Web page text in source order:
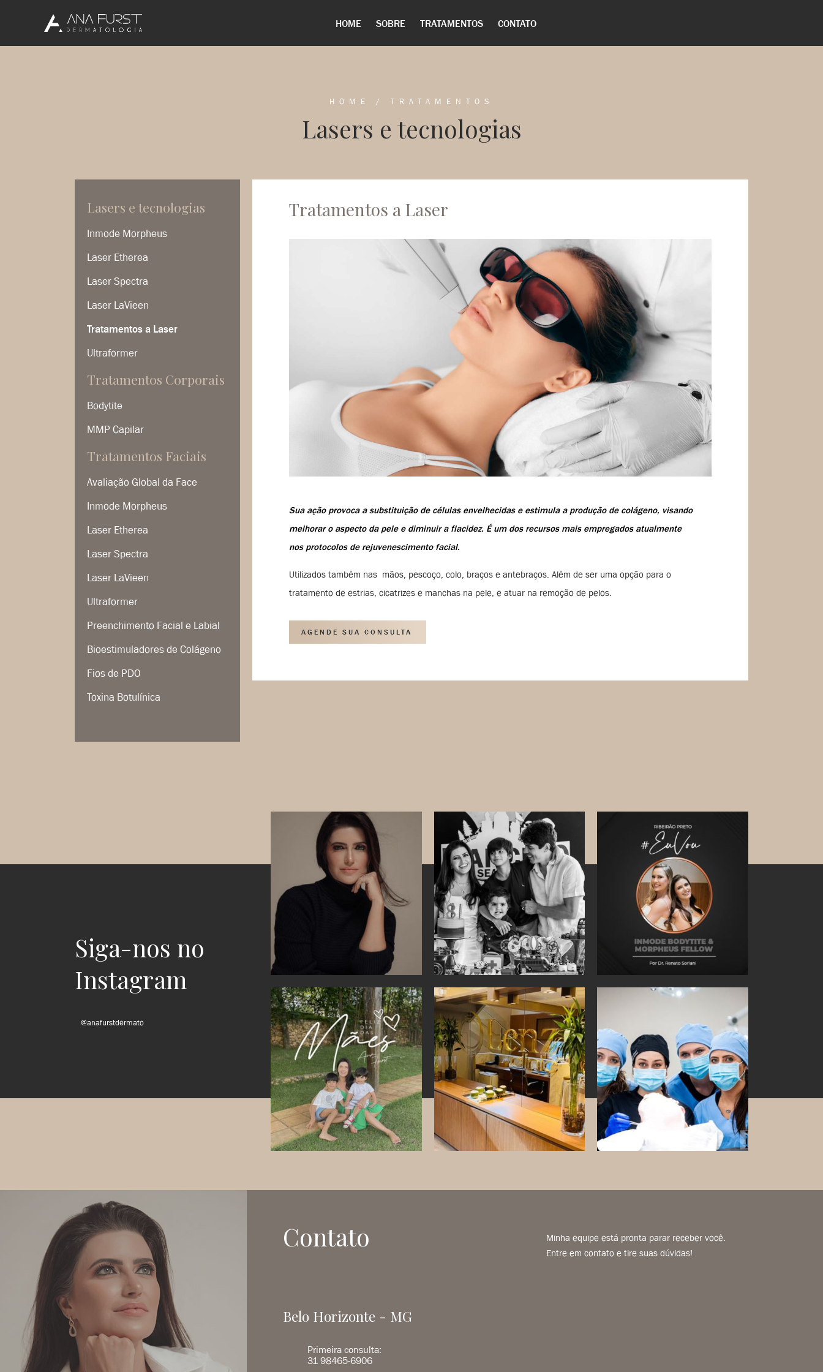
HOME SOBRE TRATAMENTOS CONTATO
HOME / TRATAMENTOS
Lasers e tecnologias
Lasers e tecnologias
Inmode Morpheus
Laser Etherea
Laser Spectra
Laser LaVieen
Tratamentos a Laser
Ultraformer
Tratamentos Corporais
Bodytite
MMP Capilar
Tratamentos Faciais
Avaliação Global da Face
Inmode Morpheus
Laser Etherea
Laser Spectra
Laser LaVieen
Ultraformer
Preenchimento Facial e Labial
Bioestimuladores de Colágeno
Fios de PDO
Toxina Botulínica
Tratamentos a Laser
Sua ação provoca a substituição de células envelhecidas e estimula a produção de colágeno, visando
melhorar o aspecto da pele e diminuir a flacidez. É um dos recursos mais empregados atualmente
nos protocolos de rejuvenescimento facial.
Utilizados também nas mãos, pescoço, colo, braços e antebraços. Além de ser uma opção para o
tratamento de estrias, cicatrizes e manchas na pele, e atuar na remoção de pelos.
AGENDE SUA CONSULTA
Siga-nos no
Instagram
@anafurstdermato
Contato
Minha equipe está pronta parar receber você.
Entre em contato e tire suas dúvidas!
Belo Horizonte - MG
Primeira consulta:
31 98465-6906